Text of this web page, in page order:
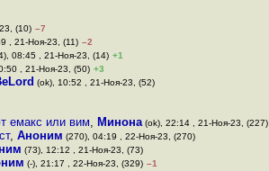
(10) –7
, 21-Ноя-23, (11) –2
08:45 , 21-Ноя-23, (14) +1
, 21-Ноя-23, (50) +3
(ok), 10:52 , 21-Ноя-23, (52)
емакс или вим, Минона (ok), 22:14 , 21-Ноя-23, (227)
, Аноним (270), 04:19 , 22-Ноя-23, (270)
(73), 12:12 , 21-Ноя-23, (73)
(-), 21:17 , 22-Ноя-23, (329) –1